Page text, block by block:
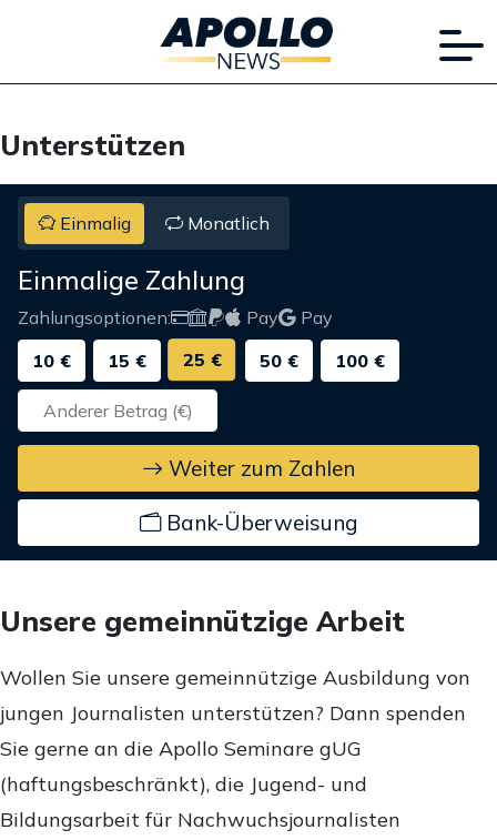
Unterstützen
Einmalig Monatlich
Einmalige Zahlung
Zahlungsoptionen: Pay
Pay
10 €
15 € 25 € 50 € 100 €
Weiter zum Zahlen
Bank-Überweisung
Unsere gemeinnützige Arbeit
Wollen Sie unsere gemeinnützige Ausbildung von
jungen Journalisten unterstützen? Dann spenden
Sie gerne an die Apollo Seminare gUG
(haftungsbeschränkt), die Jugend- und
Bildungsarbeit für Nachwuchsjournalisten